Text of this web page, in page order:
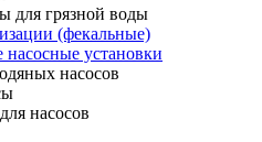
для грязной воды
(фекальные)
установки
насосов
насосов